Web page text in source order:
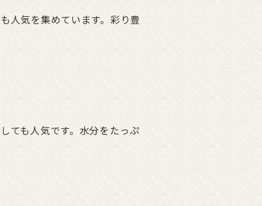
人気を集めています。彩り豊
ても人気です。水分をたっぷ